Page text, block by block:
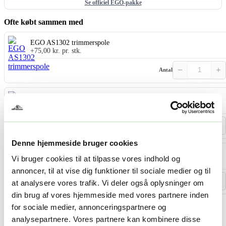
Denne hjemmeside bruger cookies
Vi bruger cookies til at tilpasse vores indhold og
annoncer, til at vise dig funktioner til sociale medier og til
at analysere vores trafik. Vi deler også oplysninger om
din brug af vores hjemmeside med vores partnere inden
for sociale medier, annonceringspartnere og
analysepartnere. Vores partnere kan kombinere disse
Se officiel EGO-pakke
Ofte købt sammen med
EGO AS1302 trimmerspole
+75,00 kr. pr. stk.
Antal − +
− +
+200,00kr.pr. stk.
Antal −
Vis alle (6)